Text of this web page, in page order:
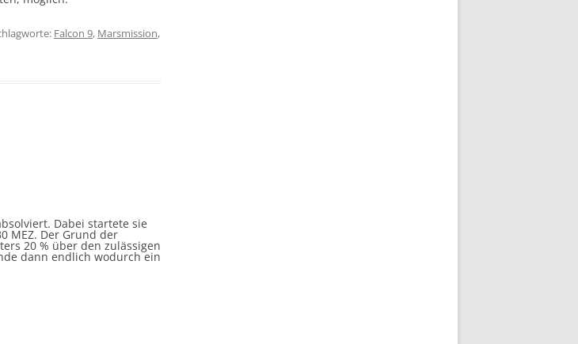
Falcon 9, Marsmission,
Dabei startete sie
MEZ. Der Grund der
20 % über den zulässigen
dann endlich wodurch ein